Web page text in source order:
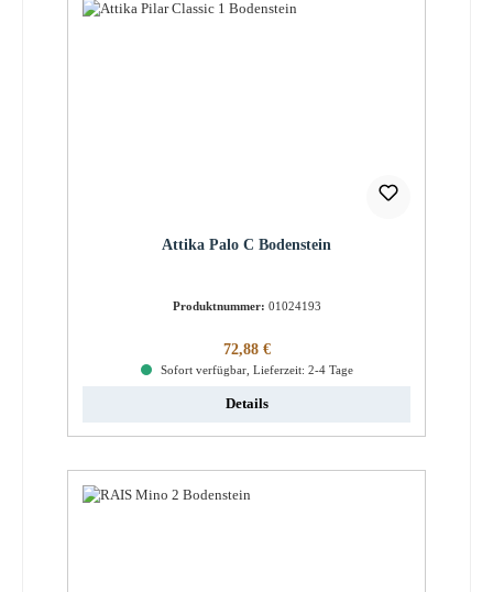
Attika Palo C Bodenstein
Produktnummer: 01024193
Regulärer Preis:
72,88 €
Sofort verfügbar, Lieferzeit: 2-4 Tage
Details